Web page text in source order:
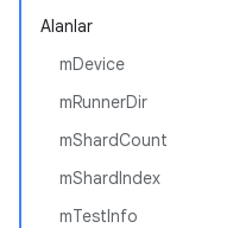
Alanlar
mDevice
mRunnerDir
mShardCount
mShardIndex
mTestInfo